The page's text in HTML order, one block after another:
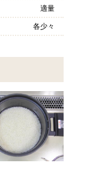
適量
各少々